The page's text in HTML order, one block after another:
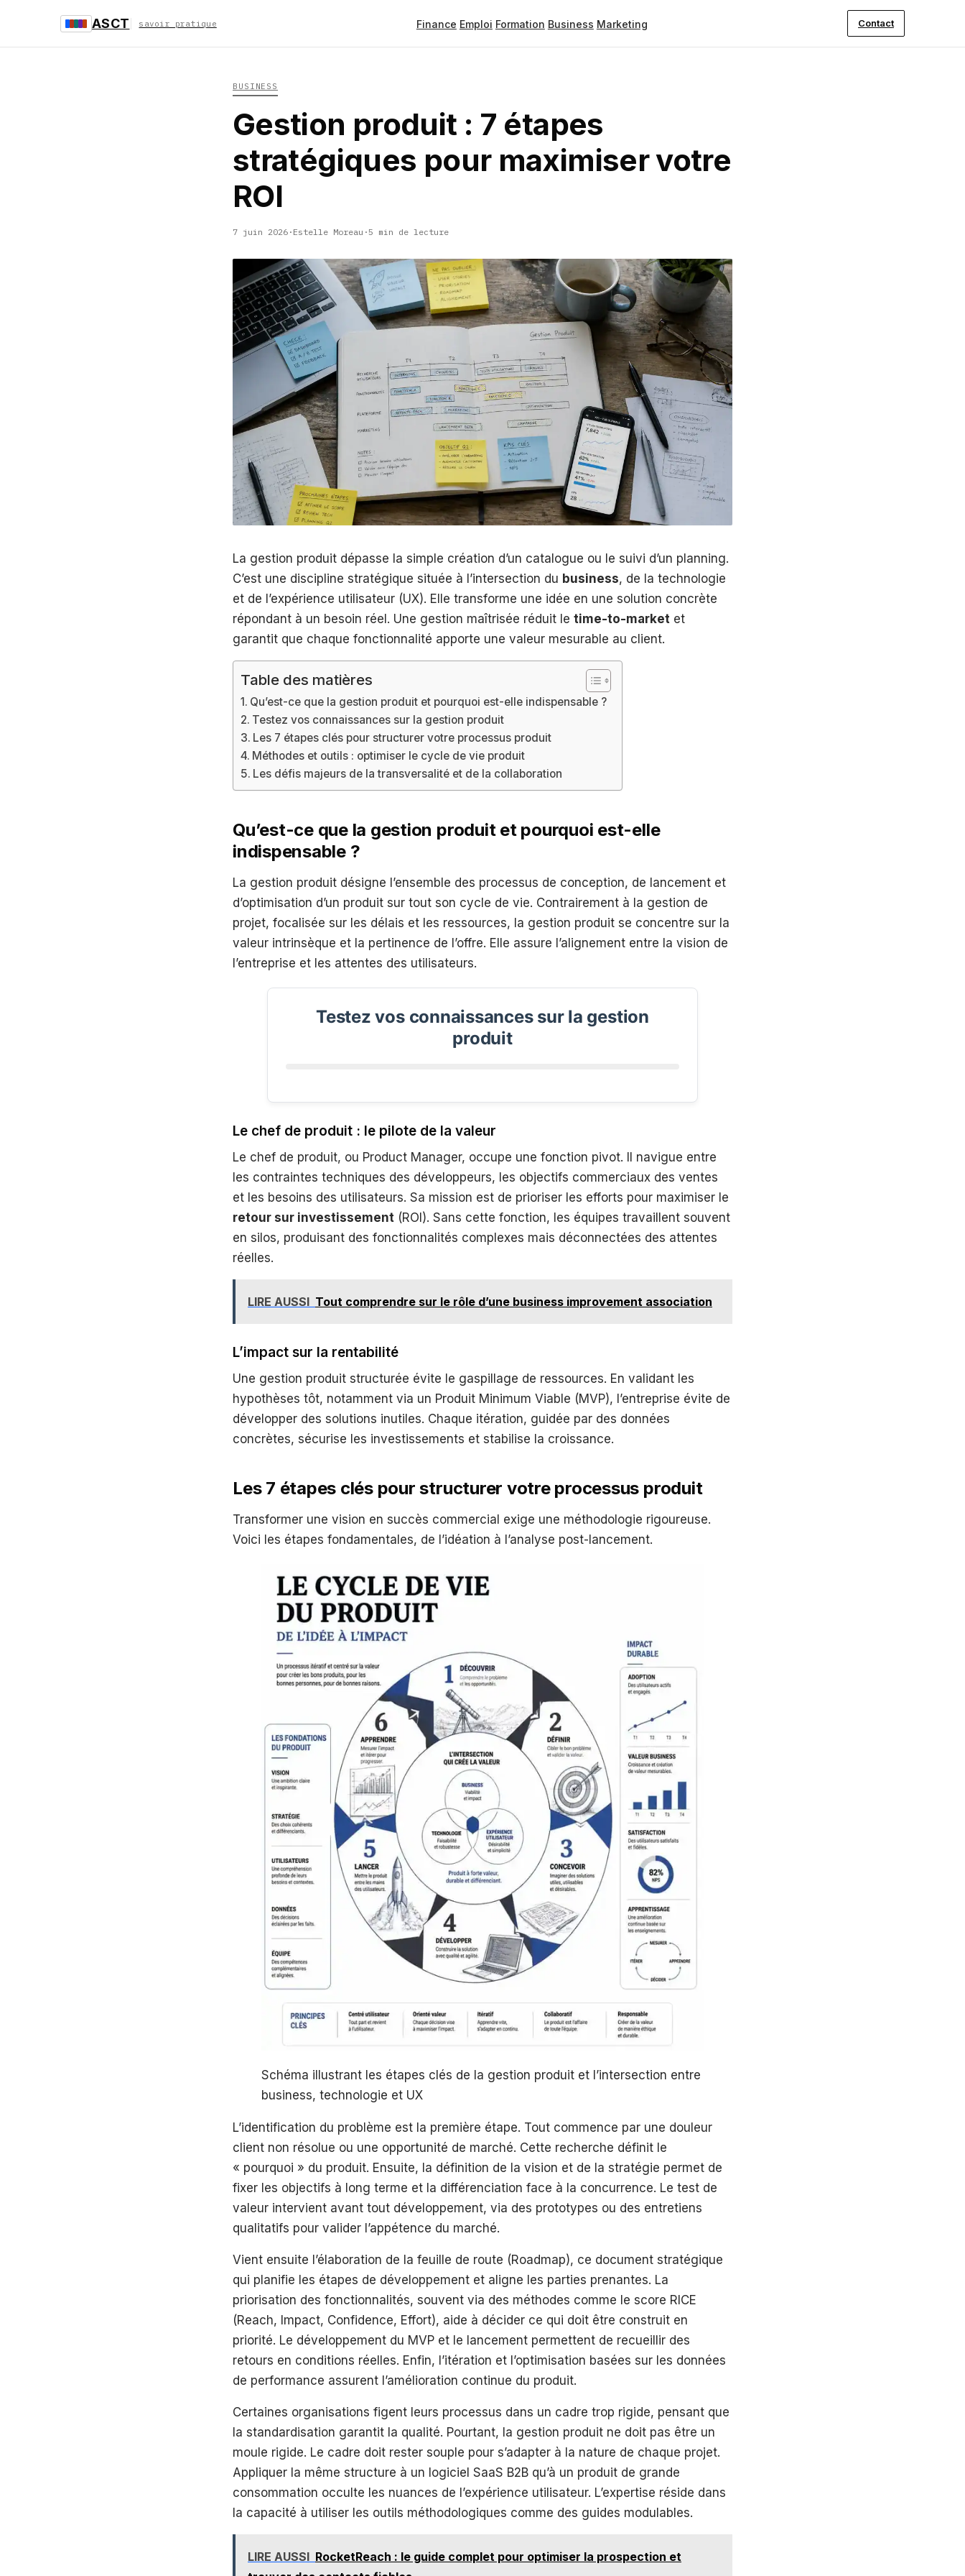
ASCT savoir pratique Finance Emploi Formation Business Marketing Contact
BUSINESS
Gestion produit : 7 étapes
stratégiques pour maximiser votre
ROI
7 juin 2026 · Estelle Moreau ·5 min de lecture
La gestion produit dépasse la simple création d’un catalogue ou le suivi d’un planning.
C’est une discipline stratégique située à l’intersection du business, de la technologie
et de l’expérience utilisateur (UX). Elle transforme une idée en une solution concrète
répondant à un besoin réel. Une gestion maîtrisée réduit le time-to-market et
garantit que chaque fonctionnalité apporte une valeur mesurable au client.
Table des matières
Qu’est-ce que la gestion produit et pourquoi est-elle indispensable ?
Testez vos connaissances sur la gestion produit
Les 7 étapes clés pour structurer votre processus produit
Méthodes et outils : optimiser le cycle de vie produit
Les défis majeurs de la transversalité et de la collaboration
Qu’est-ce que la gestion produit et pourquoi est-elle
indispensable ?
La gestion produit désigne l’ensemble des processus de conception, de lancement et
d’optimisation d’un produit sur tout son cycle de vie. Contrairement à la gestion de
projet, focalisée sur les délais et les ressources, la gestion produit se concentre sur la
valeur intrinsèque et la pertinence de l’offre. Elle assure l’alignement entre la vision de
l’entreprise et les attentes des utilisateurs.
Testez vos connaissances sur la gestion
produit
Le chef de produit : le pilote de la valeur
Le chef de produit, ou Product Manager, occupe une fonction pivot. Il navigue entre
les contraintes techniques des développeurs, les objectifs commerciaux des ventes
et les besoins des utilisateurs. Sa mission est de prioriser les efforts pour maximiser le
retour sur investissement (ROI). Sans cette fonction, les équipes travaillent souvent
en silos, produisant des fonctionnalités complexes mais déconnectées des attentes
réelles.
LIRE AUSSI Tout comprendre sur le rôle d’une business improvement association
L’impact sur la rentabilité
Une gestion produit structurée évite le gaspillage de ressources. En validant les
hypothèses tôt, notamment via un Produit Minimum Viable (MVP), l’entreprise évite de
développer des solutions inutiles. Chaque itération, guidée par des données
concrètes, sécurise les investissements et stabilise la croissance.
Les 7 étapes clés pour structurer votre processus produit
Transformer une vision en succès commercial exige une méthodologie rigoureuse.
Voici les étapes fondamentales, de l’idéation à l’analyse post-lancement.
Schéma illustrant les étapes clés de la gestion produit et l’intersection entre
business, technologie et UX
L’identification du problème est la première étape. Tout commence par une douleur
client non résolue ou une opportunité de marché. Cette recherche définit le
« pourquoi » du produit. Ensuite, la définition de la vision et de la stratégie permet de
fixer les objectifs à long terme et la différenciation face à la concurrence. Le test de
valeur intervient avant tout développement, via des prototypes ou des entretiens
qualitatifs pour valider l’appétence du marché.
Vient ensuite l’élaboration de la feuille de route (Roadmap), ce document stratégique
qui planifie les étapes de développement et aligne les parties prenantes. La
priorisation des fonctionnalités, souvent via des méthodes comme le score RICE
(Reach, Impact, Confidence, Effort), aide à décider ce qui doit être construit en
priorité. Le développement du MVP et le lancement permettent de recueillir des
retours en conditions réelles. Enfin, l’itération et l’optimisation basées sur les données
de performance assurent l’amélioration continue du produit.
Certaines organisations figent leurs processus dans un cadre trop rigide, pensant que
la standardisation garantit la qualité. Pourtant, la gestion produit ne doit pas être un
moule rigide. Le cadre doit rester souple pour s’adapter à la nature de chaque projet.
Appliquer la même structure à un logiciel SaaS B2B qu’à un produit de grande
consommation occulte les nuances de l’expérience utilisateur. L’expertise réside dans
la capacité à utiliser les outils méthodologiques comme des guides modulables.
LIRE AUSSI RocketReach : le guide complet pour optimiser la prospection et